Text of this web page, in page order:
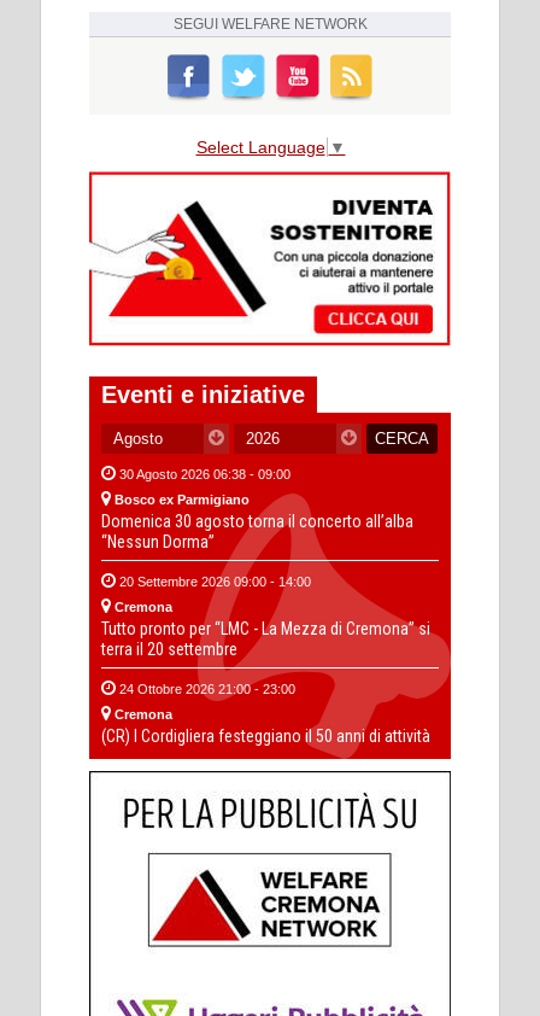
SEGUI WELFARE NETWORK
Select Language ▼
Eventi e iniziative
30 Agosto 2026 06:38 - 09:00
Bosco ex Parmigiano
Domenica 30 agosto torna il concerto all’alba
“Nessun Dorma”
20 Settembre 2026 09:00 - 14:00
Cremona
Tutto pronto per “LMC - La Mezza di Cremona” si
terra il 20 settembre
24 Ottobre 2026 21:00 - 23:00
Cremona
(CR) I Cordigliera festeggiano il 50 anni di attività